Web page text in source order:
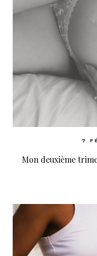
7
Mon deuxième